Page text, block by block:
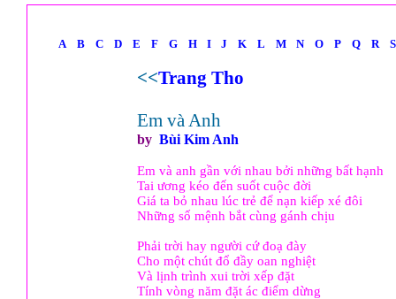
A B C D E F G H I J K L M N O P Q R S
<<Trang Tho
Em và Anh
by Bùi Kim Anh
Em và anh gần với nhau bởi những bất hạnh
Tai ương kéo đến suốt cuộc đời
Giá ta bỏ nhau lúc trẻ để nạn kiếp xé đôi
Những số mệnh bắt cùng gánh chịu
Phải trời hay người cứ đoạ đày
Cho một chút đổ đầy oan nghiệt
Và lịnh trình xui trời xếp đặt
Tính vòng năm đặt ác điểm dừng